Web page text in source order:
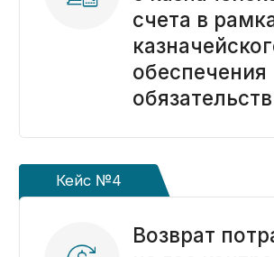
Не можете разобраться,
Спросите у эксперта,